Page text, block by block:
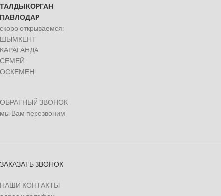
ТАЛДЫКОРГАН
ПАВЛОДАР
скоро открываемся:
ШЫМКЕНТ
КАРАГАНДА
СЕМЕЙ
ОСКЕМЕН
ОБРАТНЫЙ ЗВОНОК
мы Вам перезвоним
ЗАКАЗАТЬ ЗВОНОК
НАШИ КОНТАКТЫ